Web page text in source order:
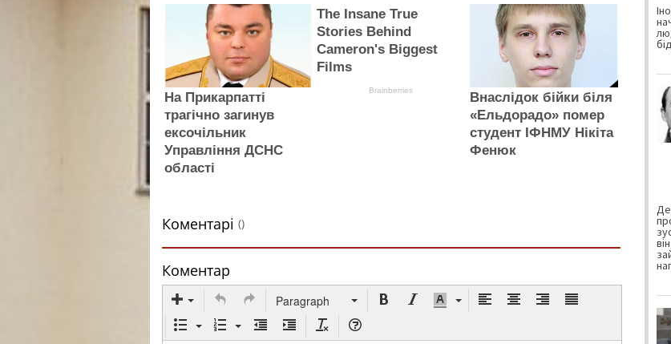
На Прикарпатті
трагічно загинув
ексочільник
Управління ДСНС
області
The Insane True
Stories Behind
Cameron's Biggest
Films
Brainberries
Внаслідок бійки біля
«Ельдорадо» помер
студент ІФНМУ Нікіта
Фенюк
Коментарі ()
Коментар
Paragraph